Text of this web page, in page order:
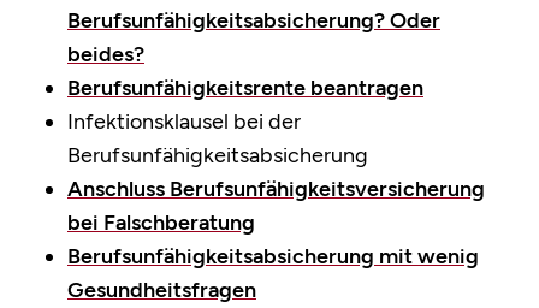
Berufsunfähigkeitsabsicherung? Oder
beides?
Berufsunfähigkeitsrente beantragen
Infektionsklausel bei der
Berufsunfähigkeitsabsicherung
Anschluss Berufsunfähigkeitsversicherung
bei Falschberatung
Berufsunfähigkeitsabsicherung mit wenig
Gesundheitsfragen